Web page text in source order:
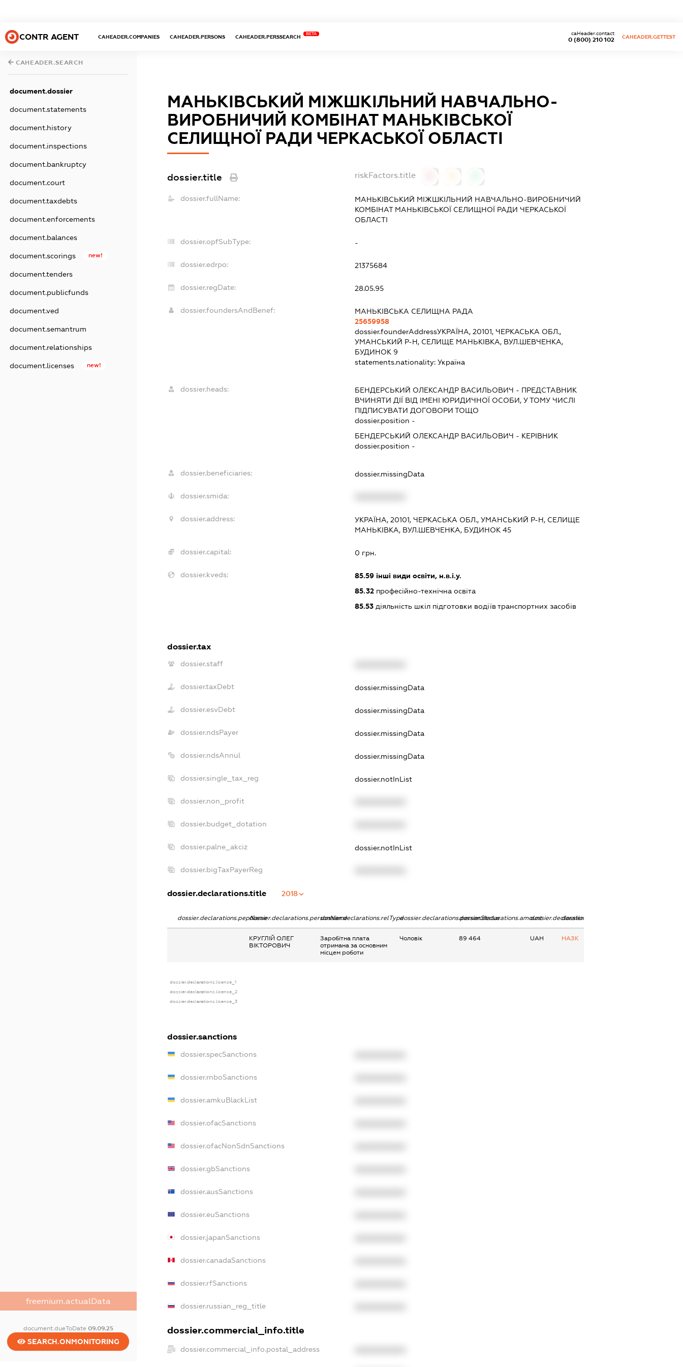
CONTR AGENT CAHEADER.COMPANIES CAHEADER.PERSONS CAHEADER.PERSSEARCH
BETA
0 (800) 210 102
caHeader.contact
CAHEADER.GETTEST
CAHEADER.SEARCH
document.dossier
document.statements
document.history
document.inspections
document.bankruptcy
document.court
document.taxdebts
document.enforcements
document.balances
document.scorings new!
document.tenders
document.publicfunds
document.ved
document.semantrum
document.relationships
document.licenses new!
freemium.actualData
document.dueToDate 09.09.25
SEARCH.ONMONITORING
МАНЬКІВСЬКИЙ МІЖШКІЛЬНИЙ НАВЧАЛЬНО-
ВИРОБНИЧИЙ КОМБІНАТ МАНЬКІВСЬКОЇ
СЕЛИЩНОЇ РАДИ ЧЕРКАСЬКОЇ ОБЛАСТІ
dossier.title riskFactors.title
dossier.fullName:
МАНЬКІВСЬКИЙ МІЖШКІЛЬНИЙ НАВЧАЛЬНО-ВИРОБНИЧИЙ
КОМБІНАТ МАНЬКІВСЬКОЇ СЕЛИЩНОЇ РАДИ ЧЕРКАСЬКОЇ
ОБЛАСТІ
dossier.opfSubType: -
dossier.edrpo: 21375684
dossier.regDate: 28.05.95
dossier.foundersAndBenef:
МАНЬКІВСЬКА СЕЛИЩНА РАДА
25659958
dossier.founderAddressУКРАЇНА, 20101, ЧЕРКАСЬКА ОБЛ.,
УМАНСЬКИЙ Р-Н, СЕЛИЩЕ МАНЬКІВКА, ВУЛ.ШЕВЧЕНКА,
БУДИНОК 9
statements.nationality:Україна
dossier.heads: БЕНДЕРСЬКИЙ ОЛЕКСАНДР ВАСИЛЬОВИЧ - ПРЕДСТАВНИК
ВЧИНЯТИ ДІЇ ВІД ІМЕНІ ЮРИДИЧНОЇ ОСОБИ, У ТОМУ ЧИСЛІ
ПІДПИСУВАТИ ДОГОВОРИ ТОЩО
dossier.position -
БЕНДЕРСЬКИЙ ОЛЕКСАНДР ВАСИЛЬОВИЧ - КЕРІВНИК
dossier.position -
dossier.beneficiaries: dossier.missingData
dossier.smida:
dossier.address:
УКРАЇНА, 20101, ЧЕРКАСЬКА ОБЛ., УМАНСЬКИЙ Р-Н, СЕЛИЩЕ
МАНЬКІВКА, ВУЛ.ШЕВЧЕНКА, БУДИНОК 45
dossier.capital: 0 грн.
dossier.kveds: 85.59 інші види освіти, н.в.і.у.
85.32 професійно-технічна освіта
85.53 діяльність шкіл підготовки водіїв транспортних засобів
dossier.tax
dossier.staff
dossier.taxDebt dossier.missingData
dossier.esvDebt dossier.missingData
dossier.ndsPayer dossier.missingData
dossier.ndsAnnul dossier.missingData
dossier.single_tax_reg dossier.notInList
dossier.non_profit
dossier.budget_dotation
dossier.palne_akciz dossier.notInList
dossier.bigTaxPayerReg
dossier.declarations.title 2018
dossier.declarations.pepNamedossier.declarations.personNamedossier.declarations.relTypedossier.declarations.personStatusdossier.declarations.amountdossier.declarations.currency
dossier.declarations.source
КРУГЛІЙ ОЛЕГ
ВІКТОРОВИЧ
Заробітна плата
отримана за основним
місцем роботи
Чоловік 89 464 UAH НАЗК
dossier.declarations.license_1
dossier.declarations.license_2
dossier.declarations.license_3
dossier.sanctions
dossier.specSanctions
dossier.rnboSanctions
dossier.amkuBlackList
dossier.ofacSanctions
dossier.ofacNonSdnSanctions
dossier.gbSanctions
dossier.ausSanctions
dossier.euSanctions
dossier.japanSanctions
dossier.canadaSanctions
dossier.rfSanctions
dossier.russian_reg_title
dossier.commercial_info.title
dossier.commercial_info.postal_address